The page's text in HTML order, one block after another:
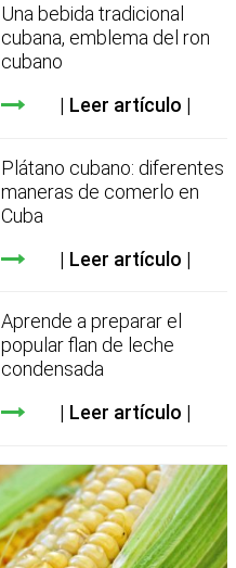
Una bebida tradicional
cubana, emblema del ron
cubano
Leer artículo
Plátano cubano: diferentes
maneras de comerlo en
Cuba
Leer artículo
Aprende a preparar el
popular flan de leche
condensada
Leer artículo